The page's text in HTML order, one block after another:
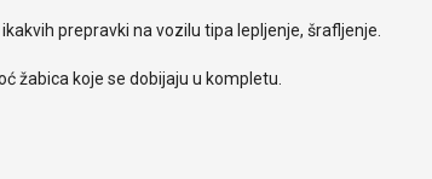
prepravki na vozilu tipa lepljenje, šrafljenje.
žabica koje se dobijaju u kompletu.